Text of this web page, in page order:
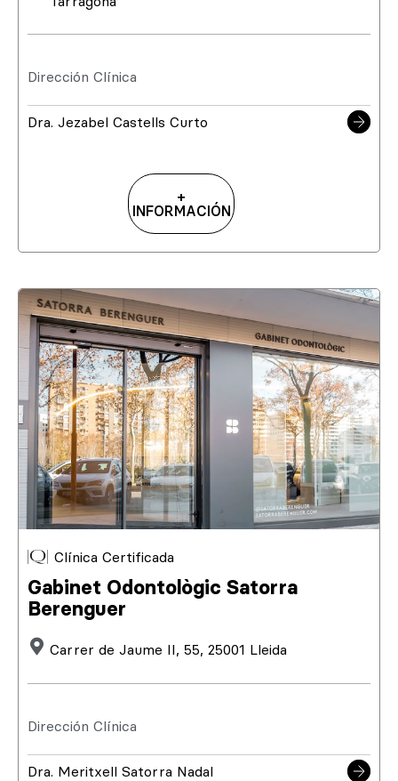
Dirección Clínica
Dra. Jezabel Castells Curto
+
INFORMACIÓN
Clínica Certificada
Gabinet Odontològic Satorra
Berenguer
Carrer de Jaume II, 55, 25001 Lleida
Dirección Clínica
Dra. Meritxell Satorra Nadal